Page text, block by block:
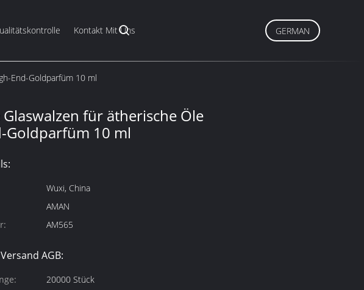
Kontakt Mit Uns GERMAN
End-Goldparfüm 10 ml
für ätherische Öle
Goldparfüm 10 ml
Wuxi, China
AMAN
AM565
AGB:
20000 Stück